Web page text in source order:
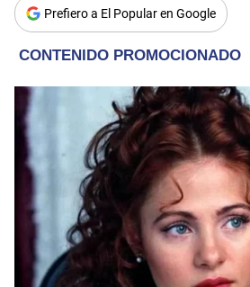
Prefiero a El Popular en Google